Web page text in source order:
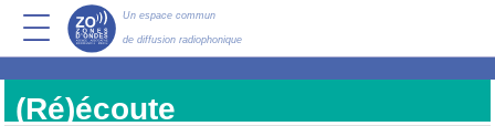
Un espace commun
de diffusion radiophonique
(Ré)écoute